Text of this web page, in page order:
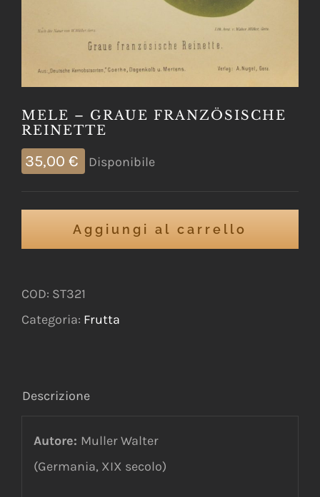
MELE – GRAUE FRANZÖSISCHE
REINETTE
35,00 € Disponibile
Aggiungi al carrello
COD: ST321
Categoria: Frutta
Descrizione
Autore: Muller Walter
(Germania, XIX secolo)